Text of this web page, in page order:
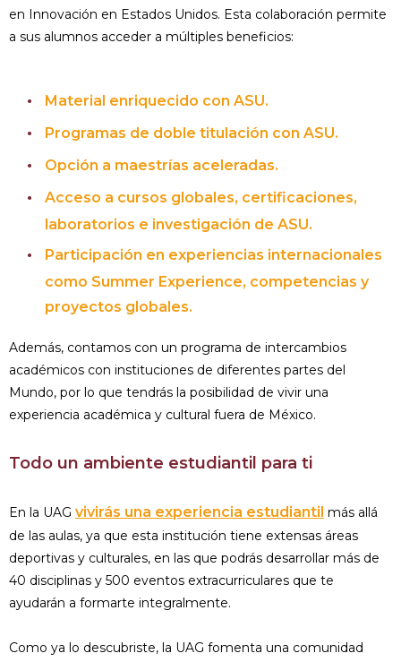
en Innovación en Estados Unidos. Esta colaboración permite
a sus alumnos acceder a múltiples beneficios:
Material enriquecido con ASU.
Programas de doble titulación con ASU.
Opción a maestrías aceleradas.
Acceso a cursos globales, certificaciones,
laboratorios e investigación de ASU.
Participación en experiencias internacionales
como Summer Experience, competencias y
proyectos globales.
Además, contamos con un programa de intercambios
académicos con instituciones de diferentes partes del
Mundo, por lo que tendrás la posibilidad de vivir una
experiencia académica y cultural fuera de México.
Todo un ambiente estudiantil para ti
En la UAG vivirás una experiencia estudiantil más allá
de las aulas, ya que esta institución tiene extensas áreas
deportivas y culturales, en las que podrás desarrollar más de
40 disciplinas y 500 eventos extracurriculares que te
ayudarán a formarte integralmente.
Como ya lo descubriste, la UAG fomenta una comunidad